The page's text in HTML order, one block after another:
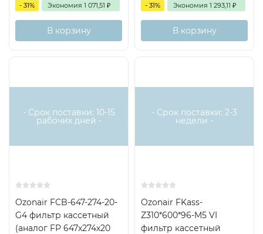
- 31% Экономия 1 071,51 ₽
В корзину
- 31% Экономия 1 293,11 ₽
В корзину
- Срок поставки: 10-15
рабочих дней -
Ozonair FCB-647-274-20-
G4 фильтр кассетный
(аналог FP 647х274х20
- Срок поставки: 2-3
недели -
Ozonair FKass-
Z310*600*96-M5 VI
фильтр кассетный